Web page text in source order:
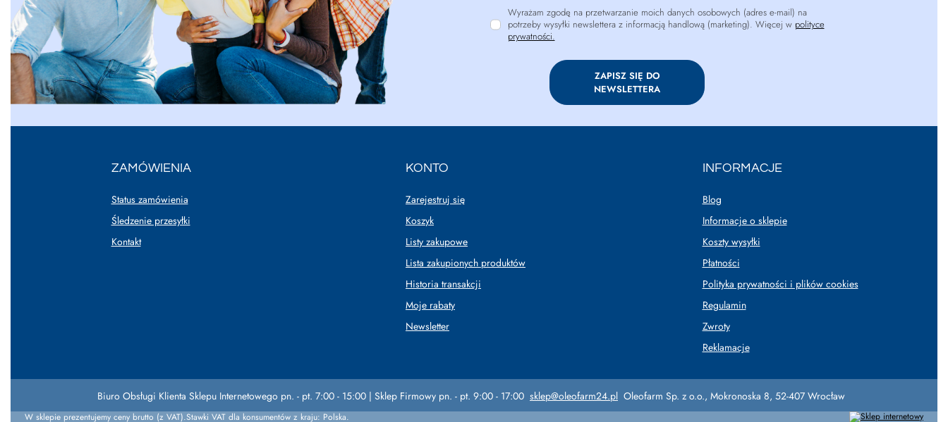
Wyrażam zgodę na przetwarzanie moich danych osobowych (adres e-mail) na
potrzeby wysyłki newslettera z informacją handlową (marketing). Więcej w polityce
prywatności.
ZAPISZ SIĘ DO
NEWSLETTERA
ZAMÓWIENIA
Status zamówienia
Śledzenie przesyłki
Kontakt
KONTO
Zarejestruj się
Koszyk
Listy zakupowe
Lista zakupionych produktów
Historia transakcji
Moje rabaty
Newsletter
INFORMACJE
Blog
Informacje o sklepie
Koszty wysyłki
Płatności
Polityka prywatności i plików cookies
Regulamin
Zwroty
Reklamacje
Biuro Obsługi Klienta Sklepu Internetowego pn. - pt. 7:00 - 15:00 | Sklep Firmowy pn. - pt. 9:00 - 17:00 sklep@oleofarm24.pl Oleofarm Sp. z o.o., Mokronoska 8, 52-407 Wrocław
W sklepie prezentujemy ceny brutto (z VAT).Stawki VAT dla konsumentów z kraju: Polska.